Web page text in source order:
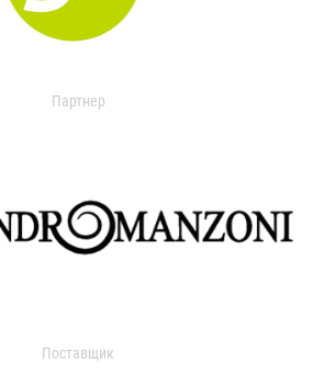
Партнер
Поставщик